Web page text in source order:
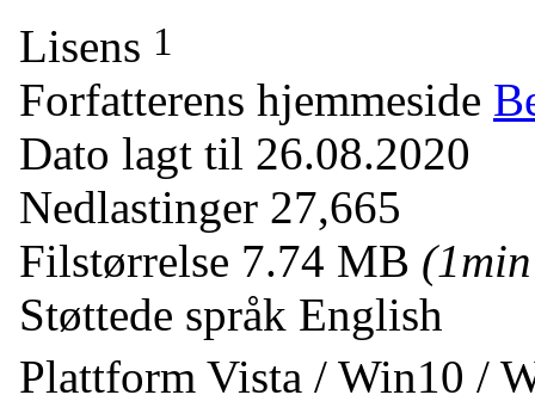
Lisens 1
Forfatterens hjemmeside
Dato lagt til 26.08.2020
Nedlastinger 27,665
Filstørrelse 7.74 MB
Støttede språk English
Plattform Vista / Win10 /